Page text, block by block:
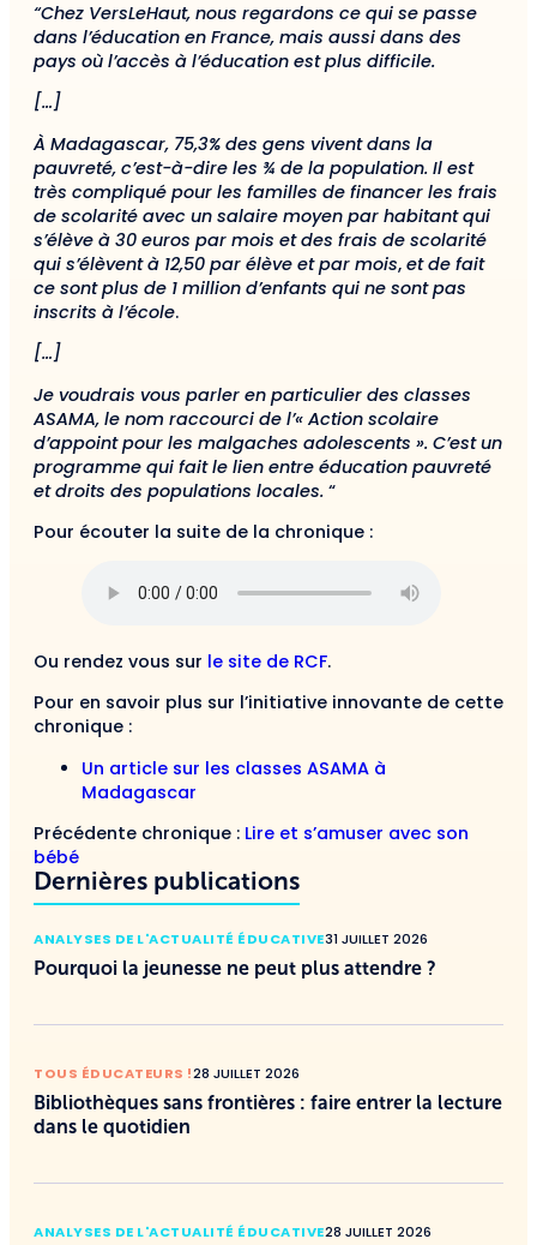
“Chez VersLeHaut, nous regardons ce qui se passe
dans l’éducation en France, mais aussi dans des
pays où l’accès à l’éducation est plus difficile.
[…]
À Madagascar, 75,3% des gens vivent dans la
pauvreté, c’est-à-dire les ¾ de la population. Il est
très compliqué pour les familles de financer les frais
de scolarité avec un salaire moyen par habitant qui
s’élève à 30 euros par mois et des frais de scolarité
qui s’élèvent à 12,50 par élève et par mois, et de fait
ce sont plus de 1 million d’enfants qui ne sont pas
inscrits à l’école.
[…]
Je voudrais vous parler en particulier des classes
ASAMA, le nom raccourci de l’« Action scolaire
d’appoint pour les malgaches adolescents ». C’est un
programme qui fait le lien entre éducation pauvreté
et droits des populations locales. “
Pour écouter la suite de la chronique :
Ou rendez vous sur le site de RCF.
Pour en savoir plus sur l’initiative innovante de cette
chronique :
Un article sur les classes ASAMA à
Madagascar
Précédente chronique : Lire et s’amuser avec son
bébé
Dernières publications
ANALYSES DE L'ACTUALITÉ ÉDUCATIVE31 JUILLET 2026
Pourquoi la jeunesse ne peut plus attendre ?
TOUS ÉDUCATEURS !28 JUILLET 2026
Bibliothèques sans frontières : faire entrer la lecture
dans le quotidien
ANALYSES DE L'ACTUALITÉ ÉDUCATIVE28 JUILLET 2026